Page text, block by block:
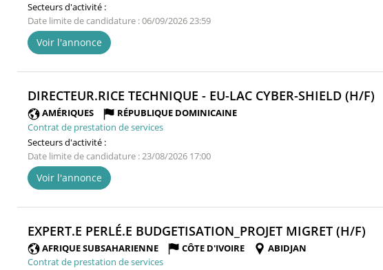
Secteurs d'activité :
Date limite de candidature : 06/09/2026 23:59
Voir l'annonce
DIRECTEUR.RICE TECHNIQUE - EU-LAC CYBER-SHIELD (H/F)
AMÉRIQUES
RÉPUBLIQUE DOMINICAINE
Contrat de prestation de services
Secteurs d'activité :
Date limite de candidature : 23/08/2026 17:00
Voir l'annonce
EXPERT.E PERLÉ.E BUDGETISATION_PROJET MIGRET (H/F)
AFRIQUE SUBSAHARIENNE CÔTE D'IVOIRE
ABIDJAN
Contrat de prestation de services